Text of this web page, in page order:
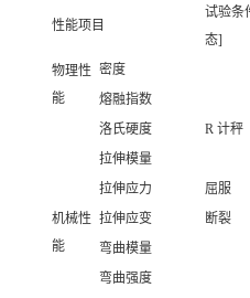
性能项目
试验条
态]
物理性
能
密度
熔融指数
机械性
能
洛氏硬度 R 计秤
拉伸模量
拉伸应力
屈服
拉伸应变
断裂
弯曲模量
弯曲强度